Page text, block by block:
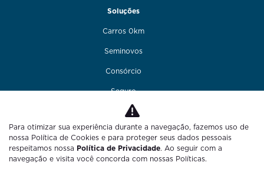
Soluções
Carros 0km
Seminovos
Consórcio
Seguro
Financiamento
Funilaria e pintura
Fale conosco
Para otimizar sua experiência durante a navegação, fazemos uso de
nossa Política de Cookies e para proteger seus dados pessoais
respeitamos nossa Política de Privacidade. Ao seguir com a
navegação e visita você concorda com nossas Políticas.